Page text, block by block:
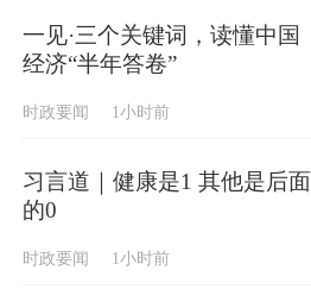
一见·三个关键词，读懂中国
经济“半年答卷”
时政要闻 1小时前
习言道｜健康是1 其他是后面
的0
时政要闻 1小时前